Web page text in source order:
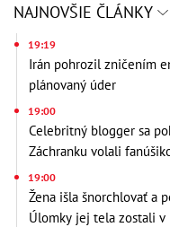
NAJNOVŠIE ČLÁNKY
19:19
Irán pohrozil zničením
plánovaný úder
19:00
Celebritný blogger sa
Záchranku volali
19:00
Žena išla šnorchlovať a
Úlomky jej tela zostali v